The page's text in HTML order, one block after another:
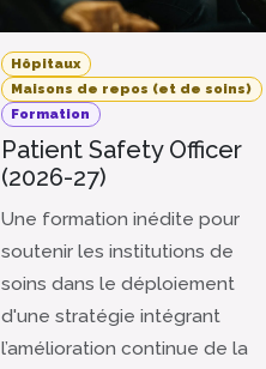
Hôpitaux
Maisons de repos (et de soins)
Formation
Patient Safety Officer
(2026-27)
Une formation inédite pour
soutenir les institutions de
soins dans le déploiement
d'une stratégie intégrant
l’amélioration continue de la